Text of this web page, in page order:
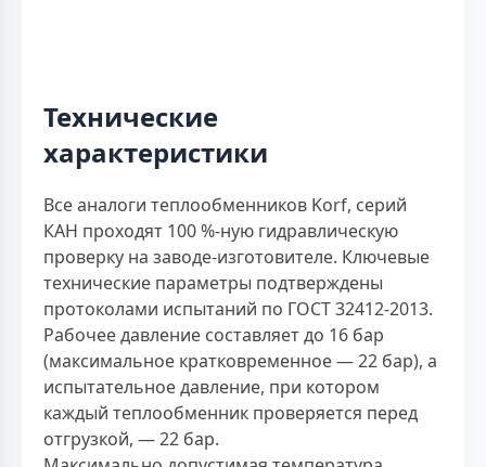
Технические
характеристики
Все аналоги теплообменников Korf, серий
КАН проходят 100 %-ную гидравлическую
проверку на заводе-изготовителе. Ключевые
технические параметры подтверждены
протоколами испытаний по ГОСТ 32412-2013.
Рабочее давление составляет до 16 бар
(максимальное кратковременное — 22 бар), а
испытательное давление, при котором
каждый теплообменник проверяется перед
отгрузкой, — 22 бар.